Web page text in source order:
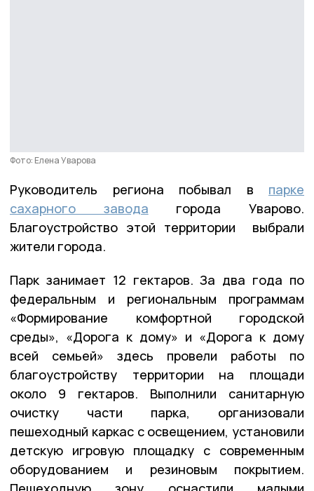
Фото: Елена Уварова
Руководитель региона побывал в парке
сахарного завода города Уварово.
Благоустройство этой территории выбрали
жители города.
Парк занимает 12 гектаров. За два года по
федеральным и региональным программам
«Формирование комфортной городской
среды», «Дорога к дому» и «Дорога к дому
всей семьей» здесь провели работы по
благоустройству территории на площади
около 9 гектаров. Выполнили санитарную
очистку части парка, организовали
пешеходный каркас с освещением, установили
детскую игровую площадку с современным
оборудованием и резиновым покрытием.